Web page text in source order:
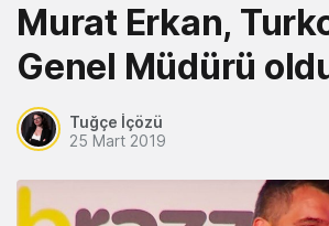
Murat Erkan,
Genel Müdürü
Tuğçe İçözü
25 Mart 2019